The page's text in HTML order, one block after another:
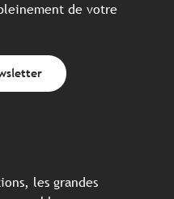
de votre
les grandes